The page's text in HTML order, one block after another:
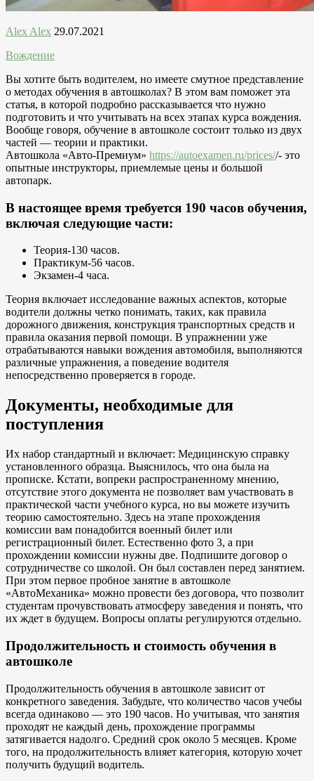
Alex Alex 29.07.2021
Вождение
Вы хотите быть водителем, но имеете смутное представление
о методах обучения в автошколах? В этом вам поможет эта
статья, в которой подробно рассказывается что нужно
подготовить и что учитывать на всех этапах курса вождения.
Вообще говоря, обучение в автошколе состоит только из двух
частей — теории и практики.
Автошкола «Авто-Премиум» https://autoexamen.ru/prices//- это
опытные инструкторы, приемлемые цены и большой
автопарк.
В настоящее время требуется 190 часов обучения,
включая следующие части:
Теория-130 часов.
Практикум-56 часов.
Экзамен-4 часа.
Теория включает исследование важных аспектов, которые
водители должны четко понимать, таких, как правила
дорожного движения, конструкция транспортных средств и
правила оказания первой помощи. В упражнении уже
отрабатываются навыки вождения автомобиля, выполняются
различные упражнения, а поведение водителя
непосредственно проверяется в городе.
Документы, необходимые для
поступления
Их набор стандартный и включает: Медицинскую справку
установленного образца. Выяснилось, что она была на
прописке. Кстати, вопреки распространенному мнению,
отсутствие этого документа не позволяет вам участвовать в
практической части учебного курса, но вы можете изучить
теорию самостоятельно. Здесь на этапе прохождения
комиссии вам понадобится военный билет или
регистрационный билет. Естественно фото 3, а при
прохождении комиссии нужны две. Подпишите договор о
сотрудничестве со школой. Он был составлен перед занятием.
При этом первое пробное занятие в автошколе
«АвтоМеханика» можно провести без договора, что позволит
студентам прочувствовать атмосферу заведения и понять, что
их ждет в будущем. Вопросы оплаты регулируются отдельно.
Продолжительность и стоимость обучения в
автошколе
Продолжительность обучения в автошколе зависит от
конкретного заведения. Забудьте, что количество часов учебы
всегда одинаково — это 190 часов. Но учитывая, что занятия
проходят не каждый день, прохождение программы
затягивается надолго. Средний срок около 5 месяцев. Кроме
того, на продолжительность влияет категория, которую хочет
получить будущий водитель.